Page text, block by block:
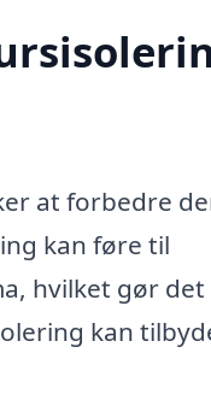
at forbedre
kan føre til
hvilket gør
kan